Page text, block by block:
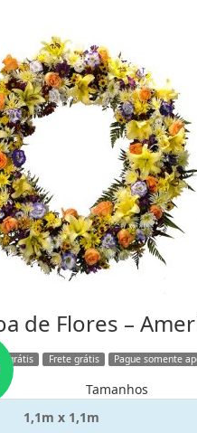
de Flores –
grátis Frete grátis Pague somente
Tamanhos
1,1m x 1,1m